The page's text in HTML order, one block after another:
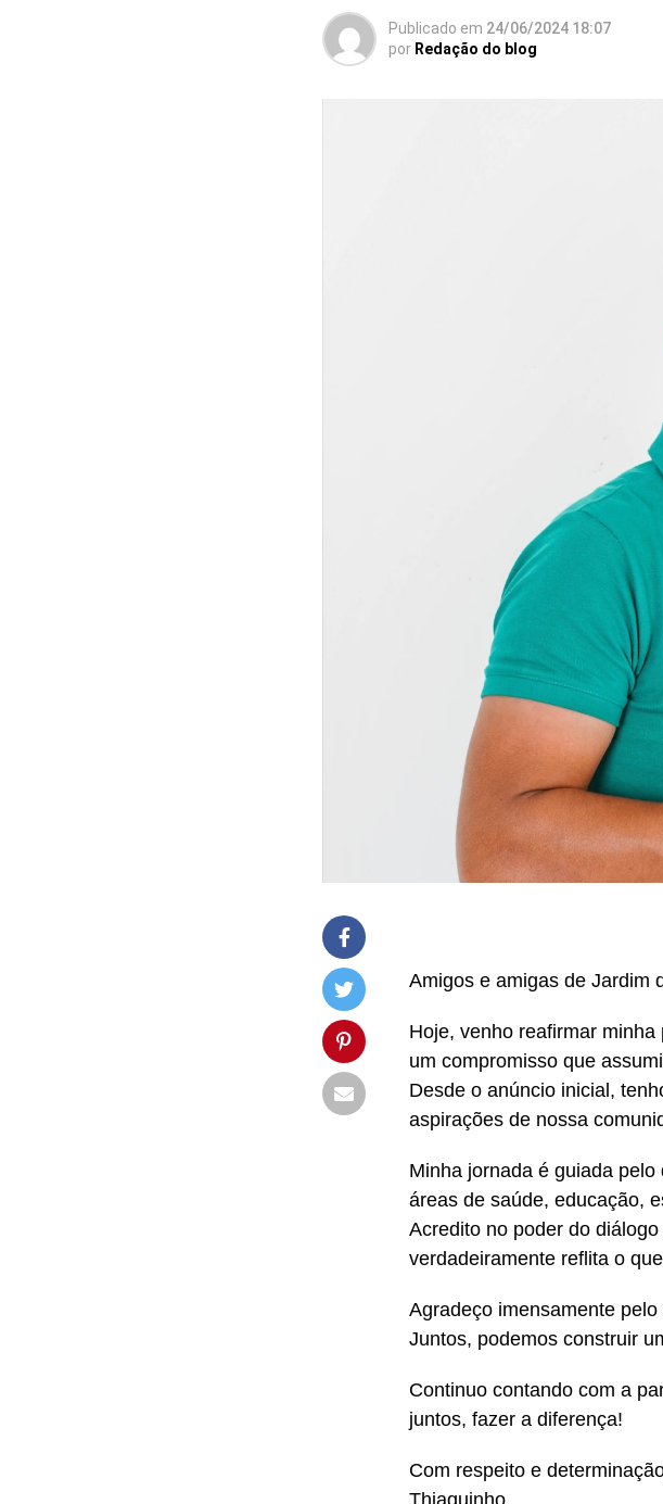
Publicado em 24/06/2024 18:07
por Redação do blog
Amigos e amigas de Jardim
Hoje, venho reafirmar
um compromisso que
Desde o anúncio inicial,
aspirações de nossa
Minha jornada é guiada
áreas de saúde, educação,
Acredito no poder do
verdadeiramente reflita o
Agradeço imensamente
Juntos, podemos construir
Continuo contando com a
juntos, fazer a diferença!
Com respeito e
Thiaguinho